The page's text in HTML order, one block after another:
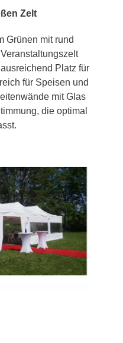
Zelt
Grünen mit rund
Platz für
für Speisen und
mit Glas
die optimal